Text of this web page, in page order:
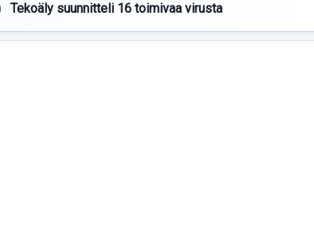
Tekoäly suunnitteli 16 toimivaa virusta